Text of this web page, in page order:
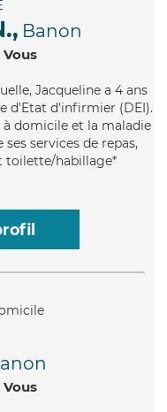
Banon
Jacqueline a 4 ans
d'Etat d'infirmier (DEI).
domicile et la maladie
services de repas,
toilette/habillage*